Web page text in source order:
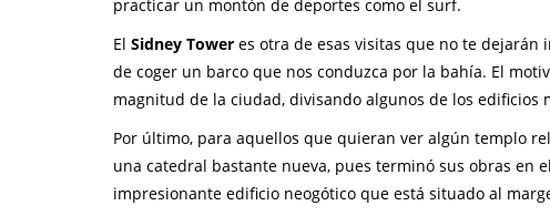
practicar un montón de deportes como el surf.
El Sidney Tower es otra de esas visitas que no te dejarán
de coger un barco que nos conduzca por la bahía. El
magnitud de la ciudad, divisando algunos de los edificios
Por último, para aquellos que quieran ver algún templo
una catedral bastante nueva, pues terminó sus obras en
impresionante edificio neogótico que está situado al